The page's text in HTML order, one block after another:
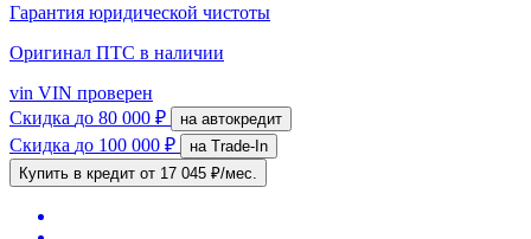
Гарантия юридической чистоты
Оригинал ПТС в наличии
vin VIN проверен
Скидка до 80 000 ₽ на автокредит
Скидка до 100 000 ₽
на Trade-In
Купить в кредит от 17 045 ₽/мес.